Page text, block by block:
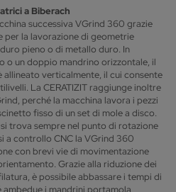
a Biberach
successiva VGrind 360 grazie
per la lavorazione di geometrie
pieno o di metallo duro. In
o un doppio mandrino orizzontale, il
verticalmente, il cui consente
La CERATIZIT raggiunge inoltre
perché la macchina lavora i pezzi
fisso di un set di mole a disco.
trova sempre nel punto di rotazione
a controllo CNC la VGrind 360
con brevi vie di movimentazione
Grazie alla riduzione dei
è possibile abbassare i tempi di
i mandrini portamola